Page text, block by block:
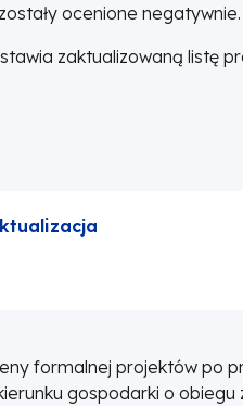
ocenione negatywnie.
zaktualizowaną listę
formalnej projektów po
gospodarki o